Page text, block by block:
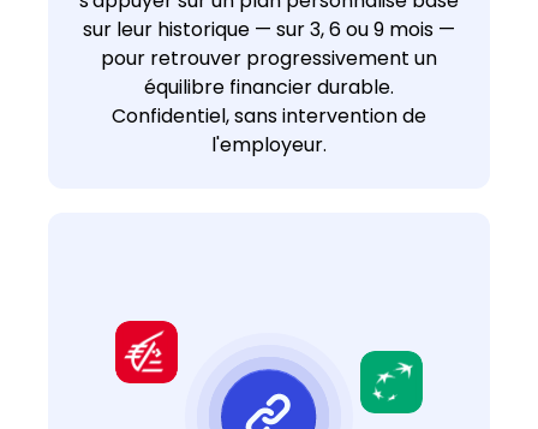
sur leur historique — sur 3, 6 ou 9 mois —
pour retrouver progressivement un
équilibre financier durable.
Confidentiel, sans intervention de
l'employeur.